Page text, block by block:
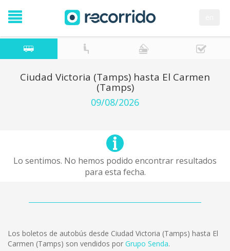
Ciudad Victoria (Tamps) hasta El Carmen
(Tamps)
09/08/2026
Lo sentimos. No hemos podido encontrar resultados
para esta fecha.
Los boletos de autobús desde Ciudad Victoria (Tamps) hasta El
Carmen (Tamps) son vendidos por Grupo Senda.